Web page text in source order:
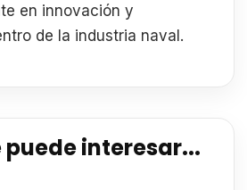
en innovación y
de la industria naval.
interesar...